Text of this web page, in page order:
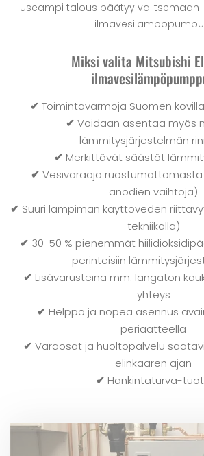
useampi talous päätyy valitsemaan
Miksi valita Mitsubishi
✔ Toimintavarmoja Suomen
✔ Voidaan asentaa myös
lämmitysjärjestelmän
✔ Merkittävät säästöt
✔ Vesivaraaja
anodien vaihtoja)
✔ Suuri lämpimän käyttöveden
tekniikalla)
✔ 30-50 % pienemmät
perinteisiin
✔ Lisävarusteina mm. langaton
yhteys
✔ Helppo ja nopea asennus
periaatteella
✔ Varaosat ja huoltopalvelu
elinkaaren ajan
✔ Hankintaturva-